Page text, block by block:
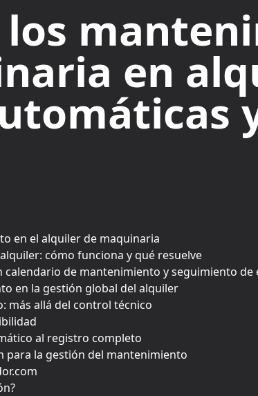
en
en el alquiler de maquinaria
cómo funciona y qué resuelve
calendario de mantenimiento y seguimiento de
en la gestión global del alquiler
más allá del control técnico
al registro completo
para la gestión del mantenimiento